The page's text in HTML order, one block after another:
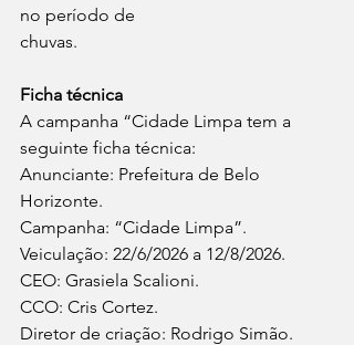
no período de
chuvas.
Ficha técnica
A campanha “Cidade Limpa tem a
seguinte ficha técnica:
Anunciante: Prefeitura de Belo
Horizonte.
Campanha: “Cidade Limpa”.
Veiculação: 22/6/2026 a 12/8/2026.
CEO: Grasiela Scalioni.
CCO: Cris Cortez.
Diretor de criação: Rodrigo Simão.